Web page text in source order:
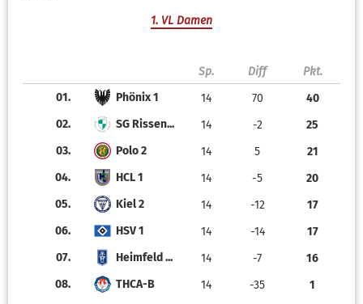
1. VL Damen
Sp. Diff
Pkt.
01.
Phönix 1 14 70
40
02.
SG Rissen... 14 -2
25
03.
Polo 2 14 5
21
04.
HCL 1 14 -5
20
05.
Kiel 2 14 -12
17
06.
HSV 1 14 -14
17
07.
Heimfeld ... 14 -7
16
08.
THCA-B 14 -35 1